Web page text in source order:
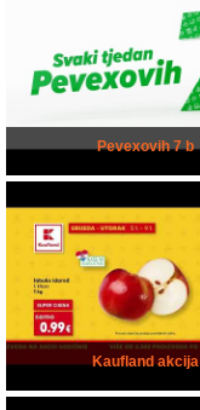
Pevexovih 7 b
Kaufland akcija